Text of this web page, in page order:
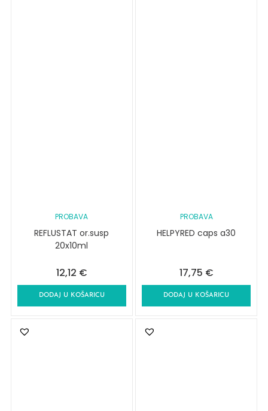
PROBAVA
REFLUSTAT or.susp
20x10ml
12,12 €
DODAJ U KOŠARICU
PROBAVA
HELPYRED caps a30
17,75 €
DODAJ U KOŠARICU